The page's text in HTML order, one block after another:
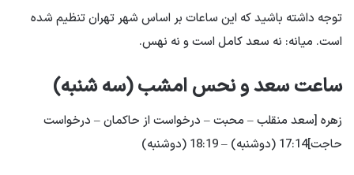
توجه داشته باشید که این ساعات بر اساس شهر تهران تنظیم شده
است. میانه: نه سعد کامل است و نه نهس.
ساعت سعد و نحس امشب (سه شنبه)
زهره [سعد منقلب – محبت – درخواست از حاکمان – درخواست
حاجت]17:14 (دوشنبه) – 18:19 (دوشنبه)